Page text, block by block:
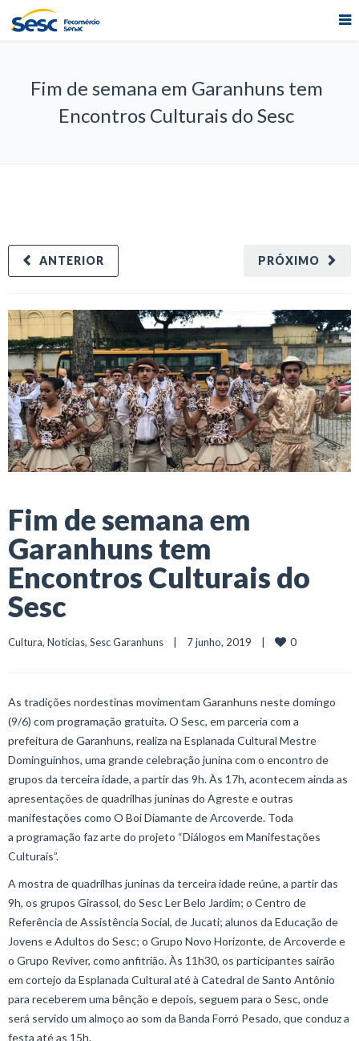
Fim de semana em Garanhuns tem
Encontros Culturais do Sesc
PRÓXIMO
ANTERIOR
Fim de semana em
Garanhuns tem
Encontros Culturais do
Sesc
Cultura, Notícias, Sesc Garanhuns
    |    7 junho, 2019    |
0
As tradições nordestinas movimentam Garanhuns neste domingo
(9/6) com programação gratuita. O Sesc, em parceria com a
prefeitura de Garanhuns, realiza na Esplanada Cultural Mestre
Dominguinhos, uma grande celebração junina com o encontro de
grupos da terceira idade, a partir das 9h. Às 17h, acontecem ainda as
apresentações de quadrilhas juninas do Agreste e outras
manifestações como O Boi Diamante de Arcoverde. Toda
a programação faz arte do projeto “Diálogos em Manifestações
Culturais”.
A mostra de quadrilhas juninas da terceira idade reúne, a partir das
9h, os grupos Girassol, do Sesc Ler Belo Jardim; o Centro de
Referência de Assistência Social, de Jucati; alunos da Educação de
Jovens e Adultos do Sesc; o Grupo Novo Horizonte, de Arcoverde e
o Grupo Reviver, como anfitrião. Às 11h30, os participantes sairão
em cortejo da Esplanada Cultural até à Catedral de Santo Antônio
para receberem uma bênção e depois, seguem para o Sesc, onde
será servido um almoço ao som da Banda Forró Pesado, que conduz a
festa até as 15h.